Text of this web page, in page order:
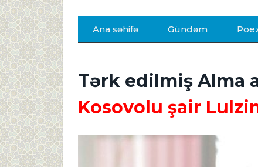
Ana səhifə Gündəm
Tərk edilmiş Alma
Kosovolu şair